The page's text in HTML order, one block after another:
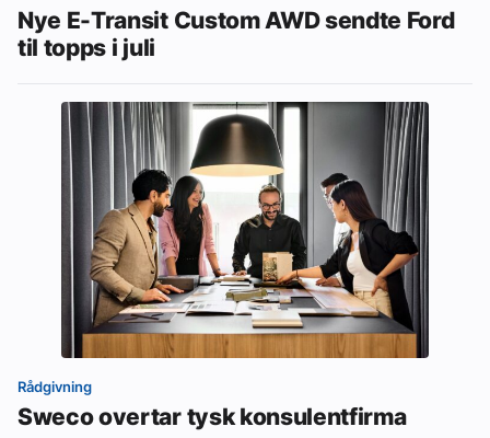
Nye E-Transit Custom AWD sendte Ford
til topps i juli
Rådgivning
Sweco overtar tysk konsulentfirma